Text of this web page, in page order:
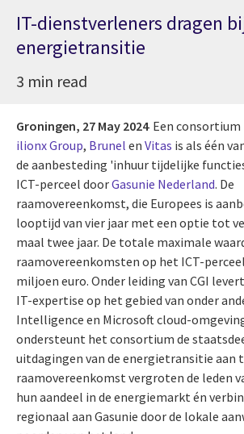
IT-dienstverleners dragen
energietransitie
3 min read
Groningen, 27 May 2024 Een consortium
ilionx Group, Brunel en Vitas is als één
de aanbesteding 'inhuur tijdelijke
ICT-perceel doorGasunie Nederland. De
raamovereenkomst, die Europees is
looptijd van vier jaar met een optie tot
maal twee jaar. De totale maximale
raamovereenkomsten op het ICT-
miljoen euro. Onder leiding van CGI
IT-expertise op het gebied van onder
Intelligence en Microsoft cloud-
ondersteunt het consortium de
uitdagingen van de energietransitie aan
raamovereenkomst vergroten de leden
hun aandeel in de energiemarkt én
regionaal aan Gasunie door de lokale